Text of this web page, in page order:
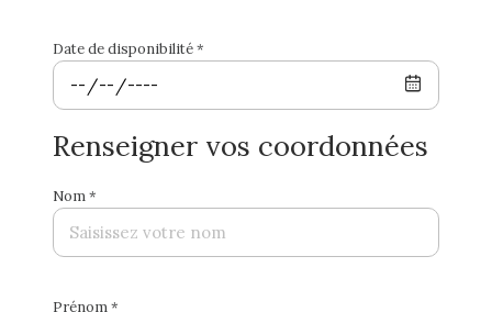
Date de disponibilité *
Renseigner vos coordonnées
Nom *
Prénom *